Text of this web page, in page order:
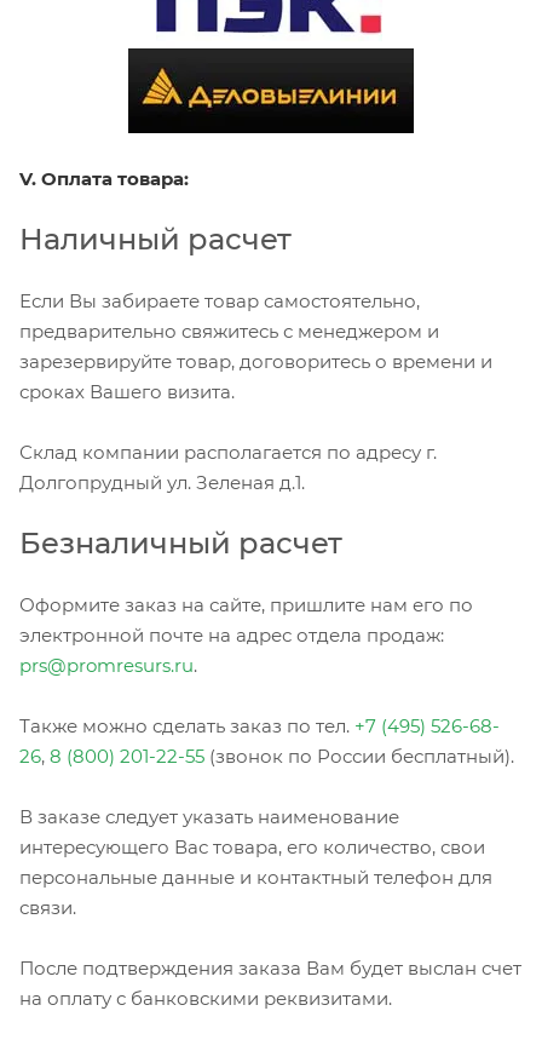
V. Оплата товара:
Наличный расчет
Если Вы забираете товар самостоятельно,
предварительно свяжитесь с менеджером и
зарезервируйте товар, договоритесь о времени и
сроках Вашего визита.
Склад компании располагается по адресу г.
Долгопрудный ул. Зеленая д.1.
Безналичный расчет
Оформите заказ на сайте, пришлите нам его по
электронной почте на адрес отдела продаж:
prs@promresurs.ru.
Также можно сделать заказ по тел. +7 (495) 526-68-
26, 8 (800) 201-22-55 (звонок по России бесплатный).
В заказе следует указать наименование
интересующего Вас товара, его количество, свои
персональные данные и контактный телефон для
связи.
После подтверждения заказа Вам будет выслан счет
на оплату с банковскими реквизитами.